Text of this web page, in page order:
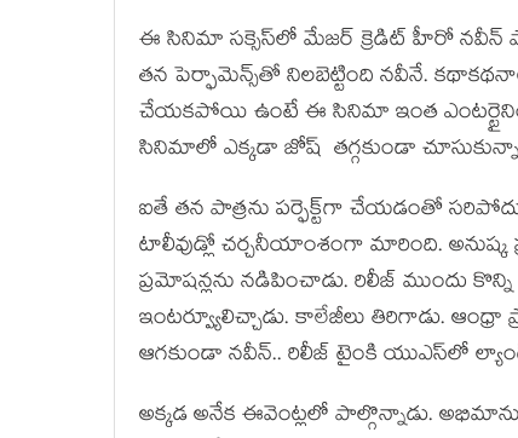
ఈ సినిమా సక్సెస్‌లో మేజర్ క్రెడిట్ హీరో నవీన్
తన పెర్ఫామెన్స్‌తో నిలబెట్టింది నవీనే.
చేయకపోయి ఉంటే ఈ సినిమా ఇంత
సినిమాలో ఎక్కడా జోష్ తగ్గకుండా
ఐతే తన పాత్రను పర్ఫెక్ట్‌గా చేయడంతో
టాలీవుడ్లో చర్చనీయాంశంగా మారింది. అనుష్క
ప్రమోషన్లను నడిపించాడు. రిలీజ్ ముందు
ఇంటర్వ్యూలిచ్చాడు. కాలేజీలు తిరిగాడు.
ఆగకుండా నవీన్.. రిలీజ్ టైంకి యుఎస్‌లో
అక్కడ అనేక ఈవెంట్లలో పాల్గొన్నాడు.